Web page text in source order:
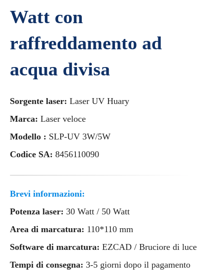
Watt con
raffreddamento ad
acqua divisa
Sorgente laser: Laser UV Huary
Marca: Laser veloce
Modello : SLP-UV 3W/5W
Codice SA: 8456110090
Brevi informazioni:
Potenza laser: 30 Watt / 50 Watt
Area di marcatura: 110*110 mm
Software di marcatura: EZCAD / Bruciore di luce
Tempi di consegna: 3-5 giorni dopo il pagamento